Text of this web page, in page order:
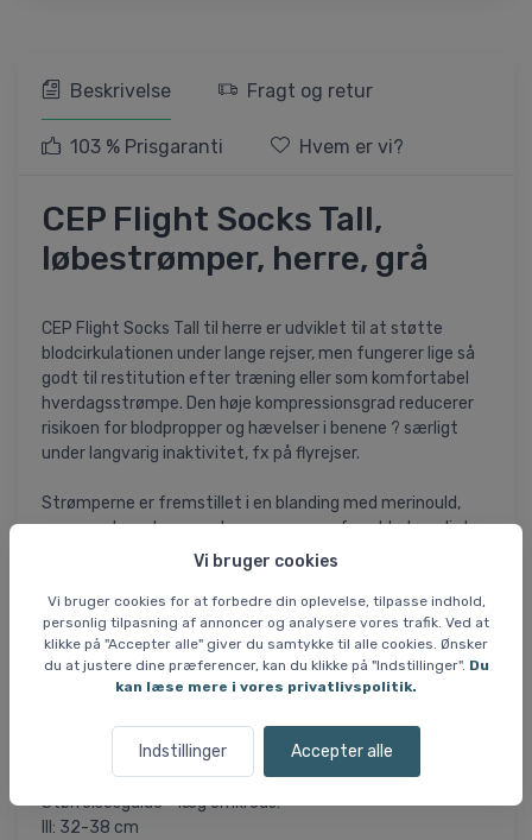
Vi bruger cookies
Vi bruger cookies for at forbedre din oplevelse, tilpasse indhold,
personlig tilpasning af annoncer og analysere vores trafik. Ved at
klikke på "Accepter alle" giver du samtykke til alle cookies. Ønsker
du at justere dine præferencer, kan du klikke på "Indstillinger". Du
kan læse mere i vores privatlivspolitik.
Indstillinger Accepter alle
Beskrivelse Fragt og retur
103 % Prisgaranti Hvem er vi?
CEP Flight Socks Tall,
løbestrømper, herre, grå
CEP Flight Socks Tall til herre er udviklet til at støtte
blodcirkulationen under lange rejser, men fungerer lige så
godt til restitution efter træning eller som komfortabel
hverdagsstrømpe. Den høje kompressionsgrad reducerer
risikoen for blodpropper og hævelser i benene ? særligt
under langvarig inaktivitet, fx på flyrejser.
Strømperne er fremstillet i en blanding med merinould,
som regulerer temperaturen og sørger for et behageligt
klima omkring foden. Ulden tilpasser sig omgivelserne og
holder fødderne varme i kulde og kølige i varme, samtidig
med at den reducerer lugt og fugt.
Materialet er både let og åndbart og har en antibakteriel
effekt, som bidrager til høj komfort selv efter mange
strømperne bliver siddende korrekt og yder målrettet
støtte hele dagen.
Størrelsesguide - læg omkreds:
III: 32-38 cm